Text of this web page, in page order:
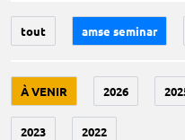
tout amse seminar
À VENIR 2026
2023 2022